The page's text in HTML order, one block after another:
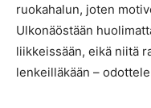
ruokahalun, joten
Ulkonäöstään
liikkeissään, eikä niitä
lenkeilläkään –